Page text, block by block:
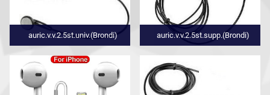
auric.v.v.2.5st.univ.(Brondi) auric.v.v.2.5st.supp.(Brondi)